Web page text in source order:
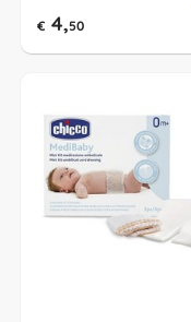
€ 4,50